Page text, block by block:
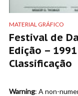
MATERIAL GRÁFICO
Festival de
Edição –
Classificação
Warning: A non-